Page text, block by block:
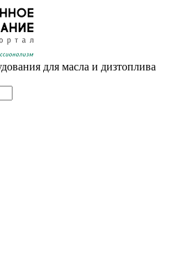
для масла и дизтоплива